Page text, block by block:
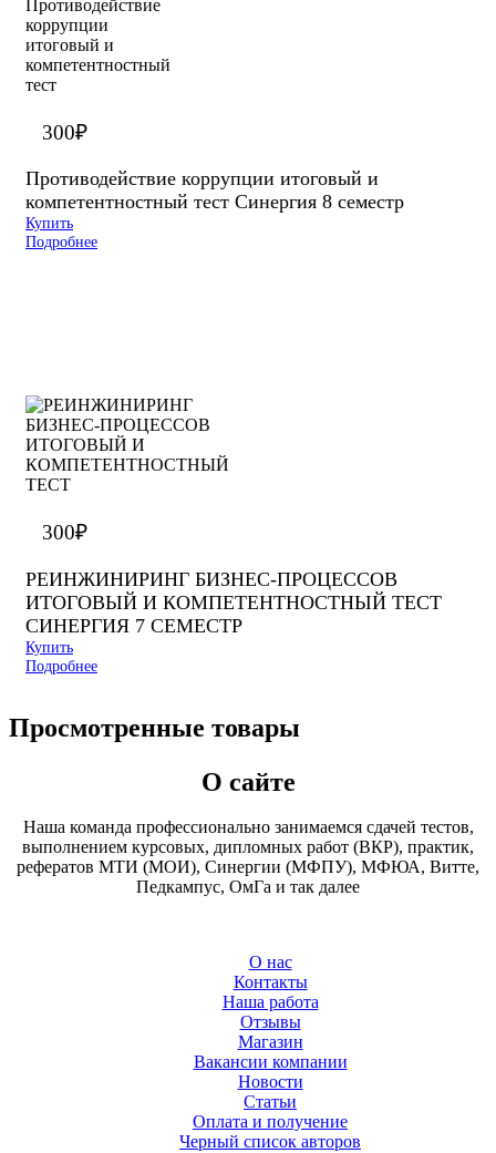
300₽
Противодействие коррупции итоговый и
компетентностный тест Синергия 8 семестр
Купить
Подробнее
300₽
РЕИНЖИНИРИНГ БИЗНЕС-ПРОЦЕССОВ
ИТОГОВЫЙ И КОМПЕТЕНТНОСТНЫЙ ТЕСТ
СИНЕРГИЯ 7 СЕМЕСТР
Купить
Подробнее
Просмотренные товары
О сайте
Наша команда профессионально занимаемся сдачей тестов,
выполнением курсовых, дипломных работ (ВКР), практик,
рефератов МТИ (МОИ), Синергии (МФПУ), МФЮА, Витте,
Педкампус, ОмГа и так далее
О нас
Контакты
Наша работа
Отзывы
Магазин
Вакансии компании
Новости
Статьи
Оплата и получение
Черный список авторов